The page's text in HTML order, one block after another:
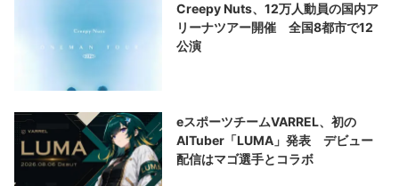
Creepy Nuts、12万人動員の国内ア
リーナツアー開催 全国8都市で12
公演
eスポーツチームVARREL、初の
AITuber「LUMA」発表 デビュー
配信はマゴ選手とコラボ